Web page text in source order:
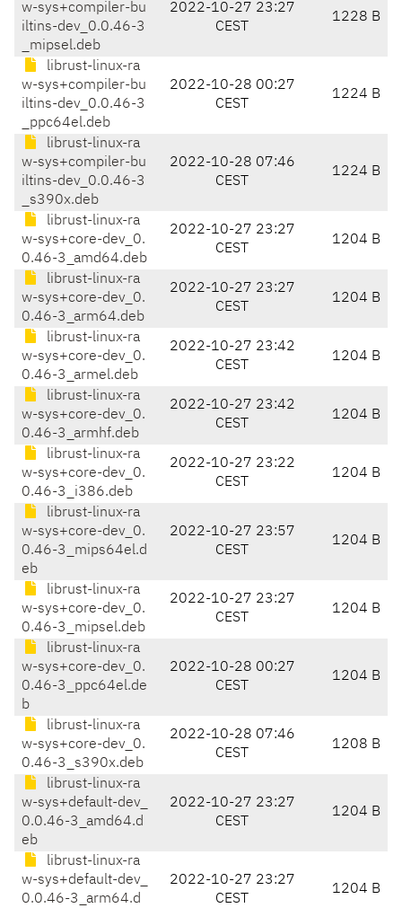
w-sys+compiler-bu
iltins-dev_0.0.46-3
_mipsel.deb
2022-10-27 23:27
CEST
1228 B
librust-linux-ra
w-sys+compiler-bu
iltins-dev_0.0.46-3
_ppc64el.deb
2022-10-28 00:27
CEST
1224 B
librust-linux-ra
w-sys+compiler-bu
iltins-dev_0.0.46-3
_s390x.deb
2022-10-28 07:46
CEST
1224 B
librust-linux-ra
w-sys+core-dev_0.
0.46-3_amd64.deb
2022-10-27 23:27
CEST
1204 B
librust-linux-ra
w-sys+core-dev_0.
0.46-3_arm64.deb
2022-10-27 23:27
CEST
1204 B
librust-linux-ra
w-sys+core-dev_0.
0.46-3_armel.deb
2022-10-27 23:42
CEST
1204 B
librust-linux-ra
w-sys+core-dev_0.
0.46-3_armhf.deb
2022-10-27 23:42
CEST
1204 B
librust-linux-ra
w-sys+core-dev_0.
0.46-3_i386.deb
2022-10-27 23:22
CEST
1204 B
librust-linux-ra
w-sys+core-dev_0.
0.46-3_mips64el.d
eb
2022-10-27 23:57
CEST
1204 B
librust-linux-ra
w-sys+core-dev_0.
0.46-3_mipsel.deb
2022-10-27 23:27
CEST
1204 B
librust-linux-ra
w-sys+core-dev_0.
0.46-3_ppc64el.de
b
2022-10-28 00:27
CEST
1204 B
librust-linux-ra
w-sys+core-dev_0.
0.46-3_s390x.deb
2022-10-28 07:46
CEST
1208 B
librust-linux-ra
w-sys+default-dev_
0.0.46-3_amd64.d
eb
2022-10-27 23:27
CEST
1204 B
librust-linux-ra
w-sys+default-dev_
0.0.46-3_arm64.d
2022-10-27 23:27
CEST
1204 B